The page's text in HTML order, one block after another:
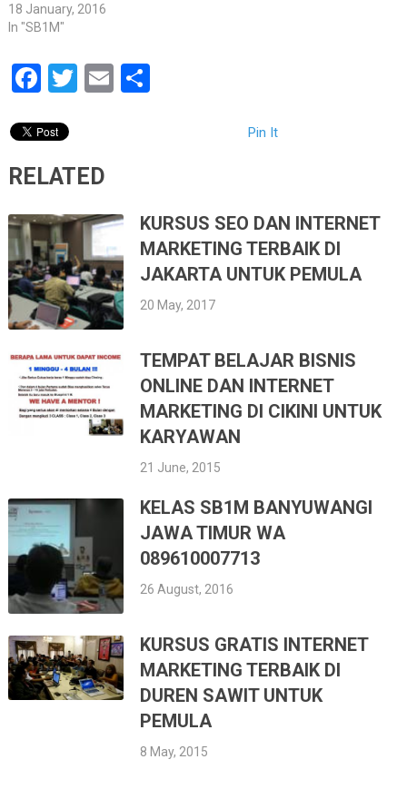
18 January, 2016
In "SB1M"
Facebook
Twitter
EmailShare
Pin It
RELATED
KURSUS SEO DAN INTERNET
MARKETING TERBAIK DI
JAKARTA UNTUK PEMULA
20 May, 2017
TEMPAT BELAJAR BISNIS
ONLINE DAN INTERNET
MARKETING DI CIKINI UNTUK
KARYAWAN
21 June, 2015
KELAS SB1M BANYUWANGI
JAWA TIMUR WA
089610007713
26 August, 2016
KURSUS GRATIS INTERNET
MARKETING TERBAIK DI
DUREN SAWIT UNTUK
PEMULA
8 May, 2015